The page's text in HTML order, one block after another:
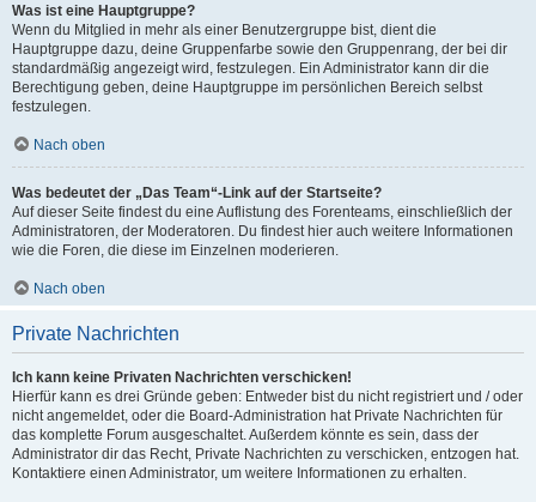
Was ist eine Hauptgruppe?
Wenn du Mitglied in mehr als einer Benutzergruppe bist, dient die
Hauptgruppe dazu, deine Gruppenfarbe sowie den Gruppenrang, der bei dir
standardmäßig angezeigt wird, festzulegen. Ein Administrator kann dir die
Berechtigung geben, deine Hauptgruppe im persönlichen Bereich selbst
festzulegen.
Nach oben
Was bedeutet der „Das Team“-Link auf der Startseite?
Auf dieser Seite findest du eine Auflistung des Forenteams, einschließlich der
Administratoren, der Moderatoren. Du findest hier auch weitere Informationen
wie die Foren, die diese im Einzelnen moderieren.
Nach oben
Private Nachrichten
Ich kann keine Privaten Nachrichten verschicken!
Hierfür kann es drei Gründe geben: Entweder bist du nicht registriert und / oder
nicht angemeldet, oder die Board-Administration hat Private Nachrichten für
das komplette Forum ausgeschaltet. Außerdem könnte es sein, dass der
Administrator dir das Recht, Private Nachrichten zu verschicken, entzogen hat.
Kontaktiere einen Administrator, um weitere Informationen zu erhalten.